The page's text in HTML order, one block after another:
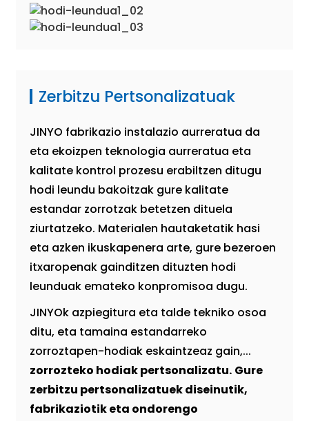
Zerbitzu Pertsonalizatuak
JINYO fabrikazio instalazio aurreratua da
eta ekoizpen teknologia aurreratua eta
kalitate kontrol prozesu erabiltzen ditugu
hodi leundu bakoitzak gure kalitate
estandar zorrotzak betetzen dituela
ziurtatzeko. Materialen hautaketatik hasi
eta azken ikuskapenera arte, gure bezeroen
itxaropenak gainditzen dituzten hodi
leunduak emateko konpromisoa dugu.
JINYOk azpiegitura eta talde tekniko osoa
ditu, eta tamaina estandarreko
zorroztapen-hodiak eskaintzeaz gain,...
zorrozteko hodiak pertsonalizatu. Gure
zerbitzu pertsonalizatuek diseinutik,
fabrikaziotik eta ondorengo